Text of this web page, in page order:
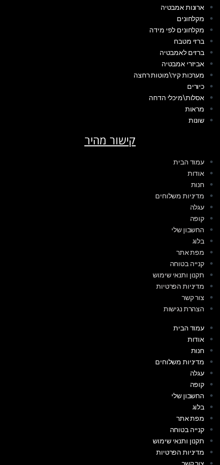
ארונות אמבטיה
מקלחונים
מקלחונים לפי מידה
ברזי מטבח
ברזים לאמבטיה
אביזרי אמבטיה
מערכות קיר\מוטות רחצה
כיורים
אסלות\מיכלי הדחה
מראות
שונות
קישור מהיר
עמוד הבית
אודות
חנות
מדיניות משלוחים
עגלה
קופה
החשבון שלי
בלוג
מפת אתר
קנייה בטוחה
תקנון ותנאי שימוש
מדיניות הפרטיות
צור קשר
הצהרת נגישות
עמוד הבית
אודות
חנות
מדיניות משלוחים
עגלה
קופה
החשבון שלי
בלוג
מפת אתר
קנייה בטוחה
תקנון ותנאי שימוש
מדיניות הפרטיות